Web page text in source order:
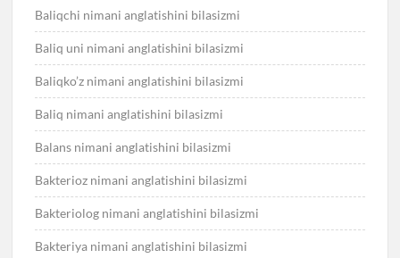
Baliqchi nimani anglatishini bilasizmi
Baliq uni nimani anglatishini bilasizmi
Baliqko’z nimani anglatishini bilasizmi
Baliq nimani anglatishini bilasizmi
Balans nimani anglatishini bilasizmi
Bakterioz nimani anglatishini bilasizmi
Bakteriolog nimani anglatishini bilasizmi
Bakteriya nimani anglatishini bilasizmi